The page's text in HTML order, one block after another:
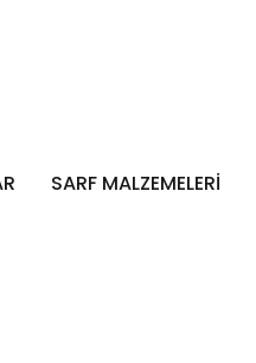
SARF MALZEMELERİ